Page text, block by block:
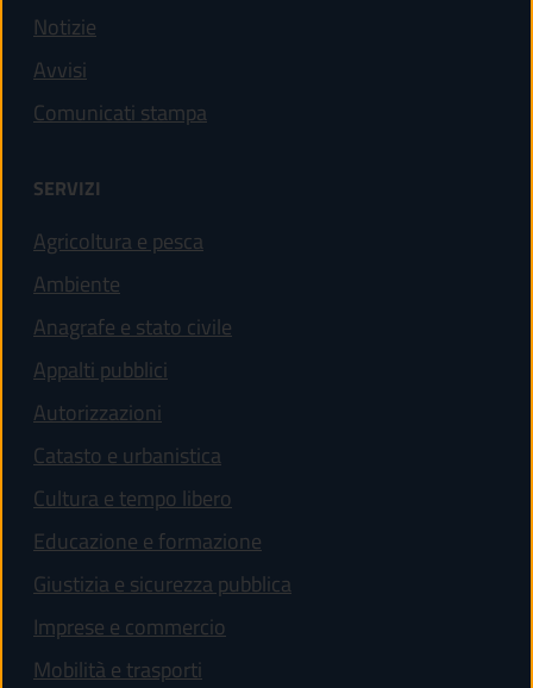
Notizie
Avvisi
Comunicati stampa
SERVIZI
Agricoltura e pesca
Ambiente
Anagrafe e stato civile
Appalti pubblici
Autorizzazioni
Catasto e urbanistica
Cultura e tempo libero
Educazione e formazione
Giustizia e sicurezza pubblica
Imprese e commercio
Mobilità e trasporti